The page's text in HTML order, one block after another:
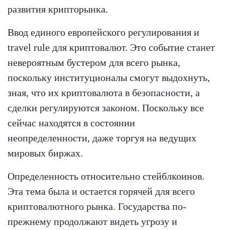
развития крипторынка.
Ввод единого европейского регулирования и
travel rule для криптовалют. Это событие станет
невероятным бустером для всего рынка,
поскольку институционалы смогут выдохнуть,
зная, что их криптовалюта в безопасности, а
сделки регулируются законом. Поскольку все
сейчас находятся в состоянии
неопределенности, даже торгуя на ведущих
мировых биржах.
Определенность относительно стейблкоинов.
Эта тема была и остается горячей для всего
криптовалютного рынка. Государства по-
прежнему продолжают видеть угрозу и